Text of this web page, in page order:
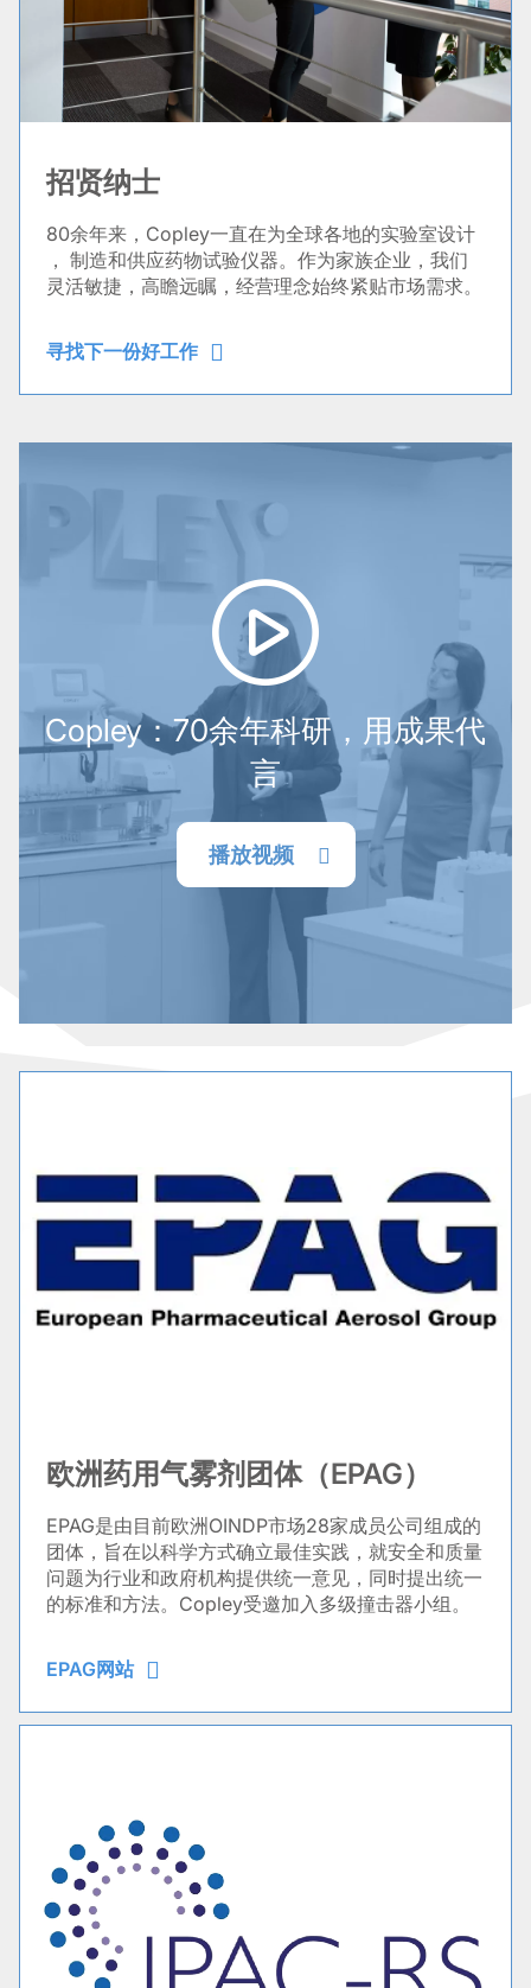
招贤纳士
80余年来，Copley一直在为全球各地的实验室设计
， 制造和供应药物试验仪器。作为家族企业，我们
灵活敏捷，高瞻远瞩，经营理念始终紧贴市场需求。
寻找下一份好工作
Copley：70余年科研，用成果代
言
播放视频
欧洲药用气雾剂团体（EPAG）
EPAG是由目前欧洲OINDP市场28家成员公司组成的
团体，旨在以科学方式确立最佳实践，就安全和质量
问题为行业和政府机构提供统一意见，同时提出统一
的标准和方法。Copley受邀加入多级撞击器小组。
EPAG网站